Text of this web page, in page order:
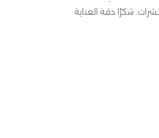
شكرًا دقة العناية